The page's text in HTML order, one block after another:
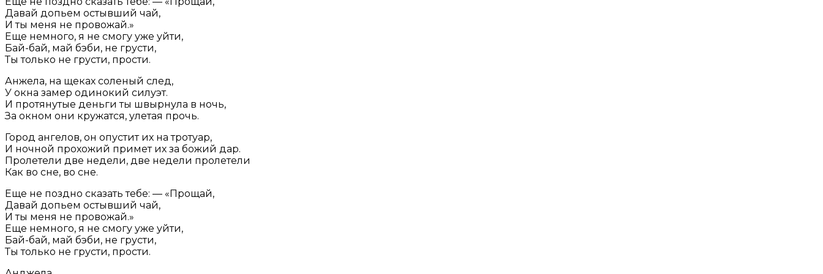
Давай допьем остывший чай,
И ты меня не провожай.»
Еще немного, я не смогу уже уйти,
Бай-бай, май бэби, не грусти,
Ты только не грусти, прости.
Анжела, на щеках соленый след,
У окна замер одинокий силуэт.
И протянутые деньги ты швырнула в ночь,
За окном они кружатся, улетая прочь.
Город ангелов, он опустит их на тротуар,
И ночной прохожий примет их за божий дар.
Пролетели две недели, две недели пролетели
Как во сне, во сне.
Еще не поздно сказать тебе: — «Прощай,
Давай допьем остывший чай,
И ты меня не провожай.»
Еще немного, я не смогу уже уйти,
Бай-бай, май бэби, не грусти,
Ты только не грусти, прости.